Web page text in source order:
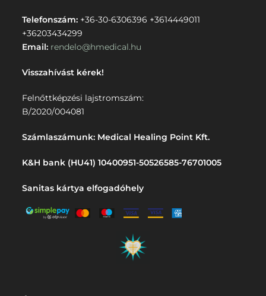
Telefonszám: +36-30-6306396 +3614449011
+36203434299
Email: rendelo@hmedical.hu
Visszahívást kérek!
Felnőttképzési lajstromszám:
B/2020/004081
Számlaszámunk: Medical Healing Point Kft.
K&H bank (HU41) 10400951-50526585-76701005
Sanitas kártya elfogadóhely